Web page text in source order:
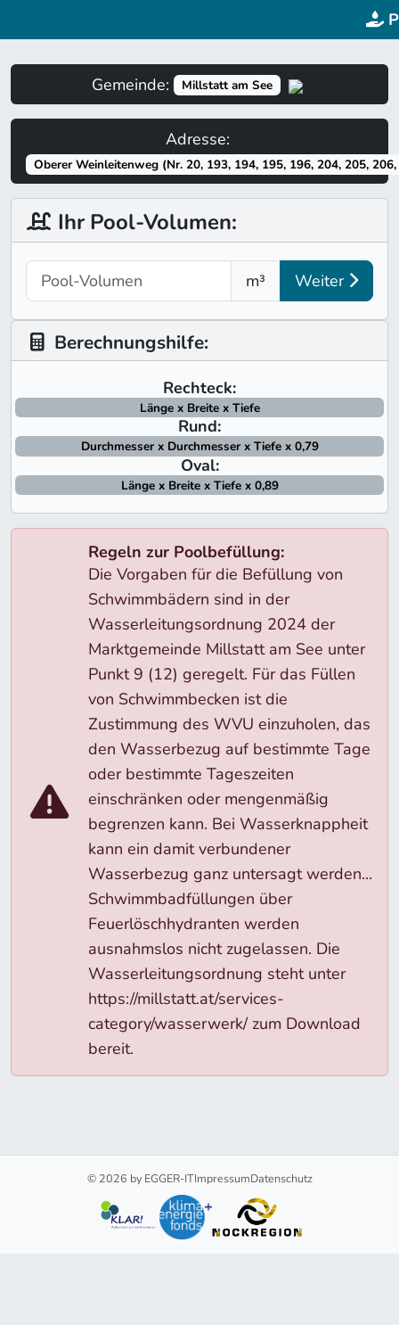
Gemeinde: Millstatt am See
Adresse:
Oberer Weinleitenweg (Nr. 20, 193, 194, 195, 196, 204, 205,
Ihr Pool-Volumen:
m³ Weiter
Berechnungshilfe:
Rechteck:
Länge x Breite x Tiefe
Rund:
Durchmesser x Durchmesser x Tiefe x 0,79
Oval:
Länge x Breite x Tiefe x 0,89
Regeln zur Poolbefüllung:
Die Vorgaben für die Befüllung von
Schwimmbädern sind in der
Wasserleitungsordnung 2024 der
Marktgemeinde Millstatt am See unter
Punkt 9 (12) geregelt. Für das Füllen
von Schwimmbecken ist die
Zustimmung des WVU einzuholen, das
den Wasserbezug auf bestimmte Tage
oder bestimmte Tageszeiten
einschränken oder mengenmäßig
begrenzen kann. Bei Wasserknappheit
kann ein damit verbundener
Wasserbezug ganz untersagt werden...
Schwimmbadfüllungen über
Feuerlöschhydranten werden
ausnahmslos nicht zugelassen. Die
Wasserleitungsordnung steht unter
https://millstatt.at/services-
category/wasserwerk/ zum Download
bereit.
© 2026 by EGGER-ITImpressumDatenschutz